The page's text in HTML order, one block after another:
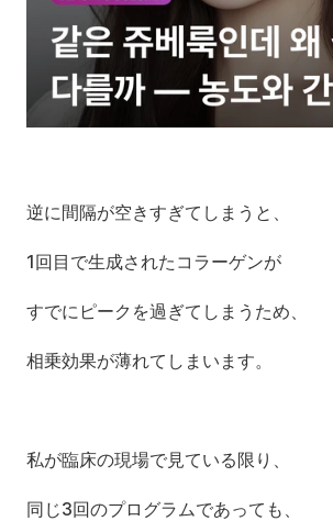
逆に間隔が空きすぎてしまうと、
1回目で生成されたコラーゲンが
すでにピークを過ぎてしまうため、
相乗効果が薄れてしまいます。
私が臨床の現場で見ている限り、
同じ3回のプログラムであっても、